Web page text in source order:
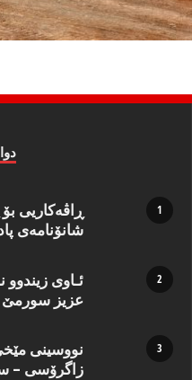
ڕاڤەکاریی
شانۆنامەی
ئـاوی زیندوو
عزیز سورمێ
نووسینی
زاگرۆسی –